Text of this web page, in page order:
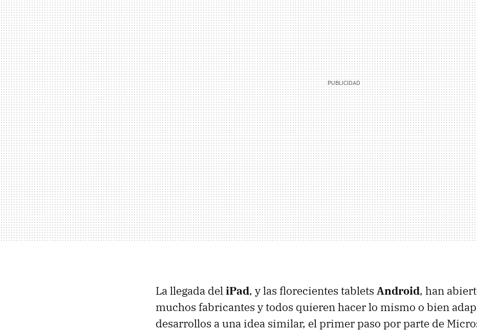
La llegada deliPad, y las florecientes tablets Android, han
muchos fabricantes y todos quieren hacer lo mismo o bien
desarrollos a una idea similar, el primer paso por parte de